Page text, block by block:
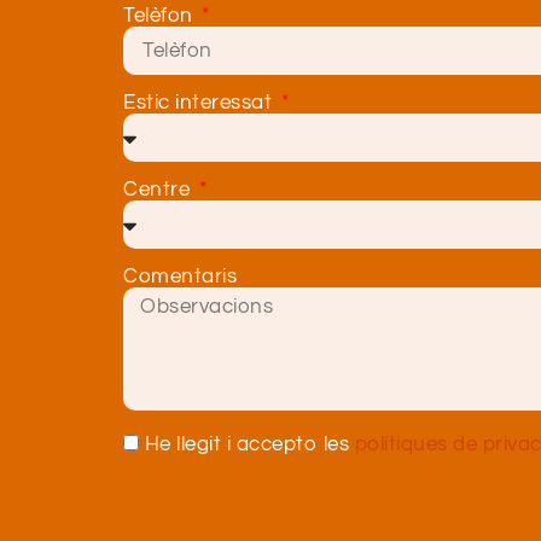
Telèfon
Estic interessat
Centre
Comentaris
He llegit i accepto les polítiques de